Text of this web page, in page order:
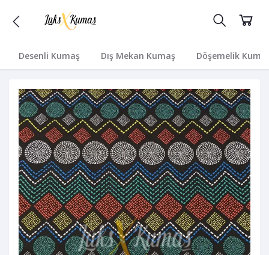
Desenli Kumaş Dış Mekan Kumaş Döşemelik